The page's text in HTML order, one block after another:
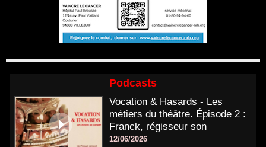
Podcasts
Vocation & Hasards - Les
métiers du théâtre. Épisode 2 :
Franck, régisseur son
12/06/2026